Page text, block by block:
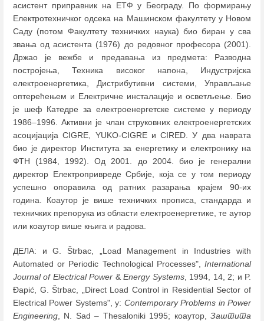
асистент приправник на ЕТФ у Београду. По формирању
Електротехничког одсека на Машинском факултету у Новом
Саду (потом Факултету техничких наука) био биран у сва
звања од асистента (1976) до редовног професора (2001).
Држао је вежбе и предавања из предмета: Разводна
постројења, Техника високог напона, Индустријска
електроенергетика, Дистрибутивни системи, Управљање
оптерећењем и Електричне инсталације и осветљење. Био
је шеф Катедре за електроенергетске системе у периоду
1986–1996. Активни је члан струковних електроенергетских
асоцијација CIGRE, YUKO-CIGRE и CIRED. У два наврата
био је директор Института за енергетику и електронику на
ФТН (1984, 1992). Од 2001. до 2004. био је генерални
директор Електропривреде Србије, која се у том периоду
успешно опоравила од ратних разарања крајем 90-их
година. Коаутор је више техничких прописа, стандарда и
техничких препорука из области електроенергетике, те аутор
или коаутор више књига и радова.
ДЕЛА: и G. Štrbac, „Load Management in Industries with
Automated or Periodic Technological Processes", International
Journal of Electrical Power &Energy Systems, 1994, 14, 2; и P.
Đapić, G. Štrbac, „Direct Load Control in Residential Sector of
Electrical Power Systems", у: Contemporary Problems in Power
Engineering , N. Sad– Thesaloniki 1995; коаутор,Заштита